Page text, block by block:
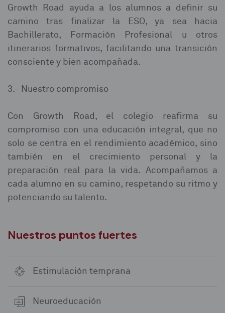
Growth Road ayuda a los alumnos a definir su
camino tras finalizar la ESO, ya sea hacia
Bachillerato, Formación Profesional u otros
itinerarios formativos, facilitando una transición
consciente y bien acompañada.
3.- Nuestro compromiso
Con Growth Road, el colegio reafirma su
compromiso con una educación integral, que no
solo se centra en el rendimiento académico, sino
también en el crecimiento personal y la
preparación real para la vida. Acompañamos a
cada alumno en su camino, respetando su ritmo y
potenciando su talento.
Nuestros puntos fuertes
Estimulación temprana
Neuroeducación